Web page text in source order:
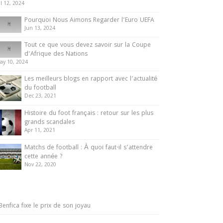
12, 2024
Pourquoi Nous Aimons Regarder l’Euro UEFA
Jun 13, 2024
Tout ce que vous devez savoir sur la Coupe
d’Afrique des Nations
10, 2024
Les meilleurs blogs en rapport avec l’actualité
du football
Dec 23, 2021
Histoire du foot français : retour sur les plus
grands scandales
Apr 11, 2021
Matchs de football : À quoi faut-il s’attendre
cette année ?
Nov 22, 2020
fixe le prix de son joyau